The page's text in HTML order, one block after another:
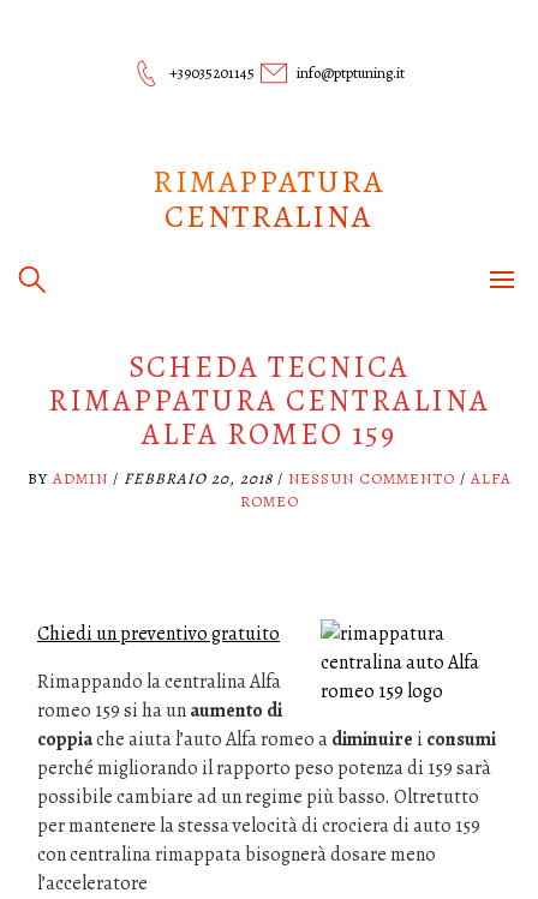
+39035201145 info@ptptuning.it
RIMAPPATURA
CENTRALINA
SCHEDA TECNICA
RIMAPPATURA CENTRALINA
ALFA ROMEO 159
BY ADMIN / FEBBRAIO 20, 2018/ NESSUN COMMENTO / ALFA
ROMEO
Chiedi un preventivo gratuito
Rimappando la centralina Alfa
romeo 159 si ha unaumento di
coppiache aiuta l’auto Alfa romeo adiminuire i consumi
perché migliorando il rapporto peso potenza di 159 sarà
possibile cambiare ad un regime più basso. Oltretutto
per mantenere la stessa velocità di crociera di auto 159
con centralina rimappata bisognerà dosare meno
l’acceleratore